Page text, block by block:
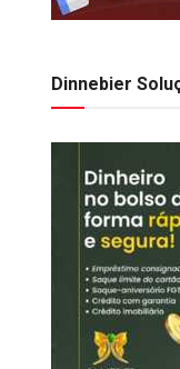
Dinnebier